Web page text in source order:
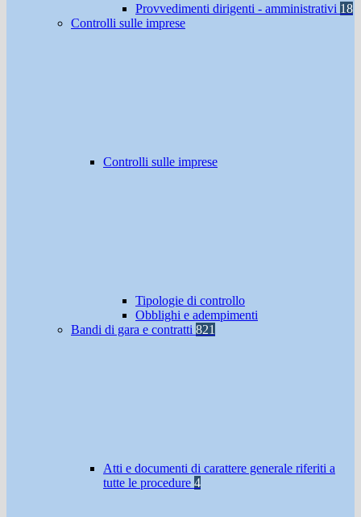
Provvedimenti dirigenti - amministrativi 18
Controlli sulle imprese
Controlli sulle imprese
Tipologie di controllo
Obblighi e adempimenti
Bandi di gara e contratti 821
Atti e documenti di carattere generale riferiti a
tutte le procedure 4